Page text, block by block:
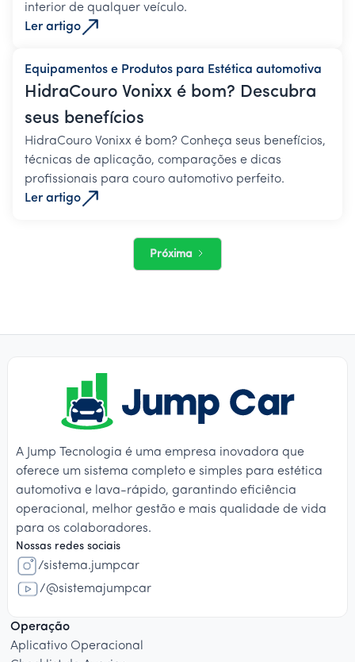
interior de qualquer veículo.
Ler artigo
Equipamentos e Produtos para Estética automotiva
HidraCouro Vonixx é bom? Descubra
seus benefícios
HidraCouro Vonixx é bom? Conheça seus benefícios,
técnicas de aplicação, comparações e dicas
profissionais para couro automotivo perfeito.
Ler artigo
Próxima
A Jump Tecnologia é uma empresa inovadora que
oferece um sistema completo e simples para estética
automotiva e lava-rápido, garantindo eficiência
operacional, melhor gestão e mais qualidade de vida
para os colaboradores.
Nossas redes sociais
/sistema.jumpcar
/@sistemajumpcar
Operação
Aplicativo Operacional